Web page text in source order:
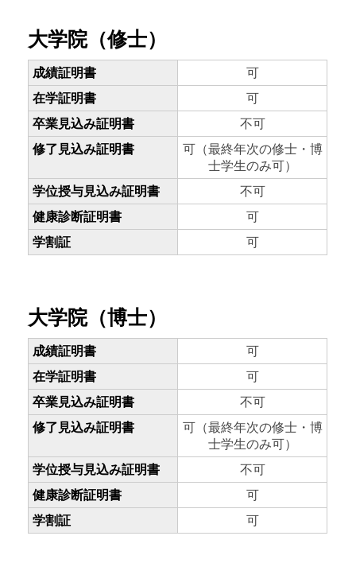
大学院（修士）
成績証明書
可
在学証明書
可
卒業見込み証明書
不可
修了見込み証明書
可（最終年次の修士・博
士学生のみ可）
学位授与見込み証明書
不可
健康診断証明書
可
学割証
可
大学院（博士）
成績証明書
可
在学証明書
可
卒業見込み証明書
不可
修了見込み証明書
可（最終年次の修士・博
士学生のみ可）
学位授与見込み証明書
不可
健康診断証明書
可
学割証
可